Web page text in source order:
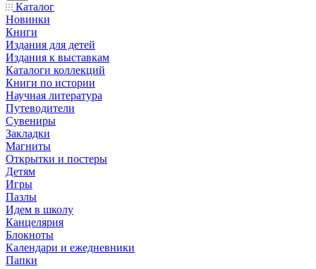
Каталог
Новинки
Книги
Издания для детей
Издания к выставкам
Каталоги коллекций
Книги по истории
Научная литература
Путеводители
Сувениры
Закладки
Магниты
Открытки и постеры
Детям
Игры
Пазлы
Идем в школу
Канцелярия
Блокноты
Календари и ежедневники
Папки